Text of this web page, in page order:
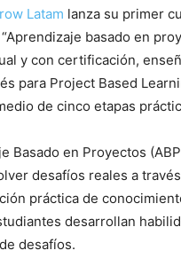
Latam lanza su primer
“Aprendizaje basado en
y con certificación,
para Project Based
de cinco etapas
Basado en Proyectos
desafíos reales a
práctica de
desarrollan
desafíos.